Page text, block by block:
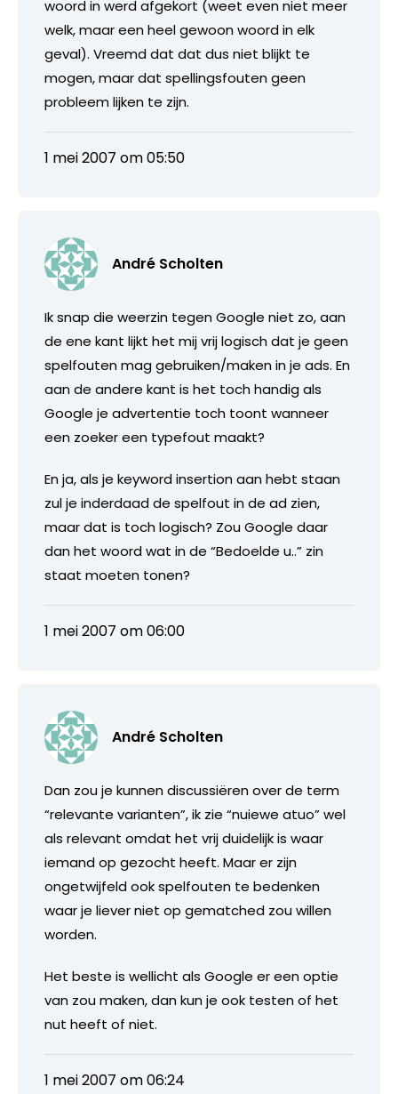
woord in werd afgekort (weet even niet meer
welk, maar een heel gewoon woord in elk
geval). Vreemd dat dat dus niet blijkt te
mogen, maar dat spellingsfouten geen
probleem lijken te zijn.
1 mei 2007 om 05:50
André Scholten
Ik snap die weerzin tegen Google niet zo, aan
de ene kant lijkt het mij vrij logisch dat je geen
spelfouten mag gebruiken/maken in je ads. En
aan de andere kant is het toch handig als
Google je advertentie toch toont wanneer
een zoeker een typefout maakt?
En ja, als je keyword insertion aan hebt staan
zul je inderdaad de spelfout in de ad zien,
maar dat is toch logisch? Zou Google daar
dan het woord wat in de “Bedoelde u..” zin
staat moeten tonen?
1 mei 2007 om 06:00
André Scholten
Dan zou je kunnen discussiëren over de term
“relevante varianten”, ik zie “nuiewe atuo” wel
als relevant omdat het vrij duidelijk is waar
iemand op gezocht heeft. Maar er zijn
ongetwijfeld ook spelfouten te bedenken
waar je liever niet op gematched zou willen
worden.
Het beste is wellicht als Google er een optie
van zou maken, dan kun je ook testen of het
nut heeft of niet.
1 mei 2007 om 06:24